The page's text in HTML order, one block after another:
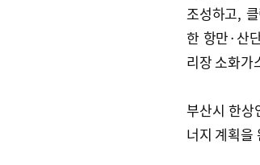
조성하고,
한 항만·산
리장 소화가
부산시 한상
너지 계획을